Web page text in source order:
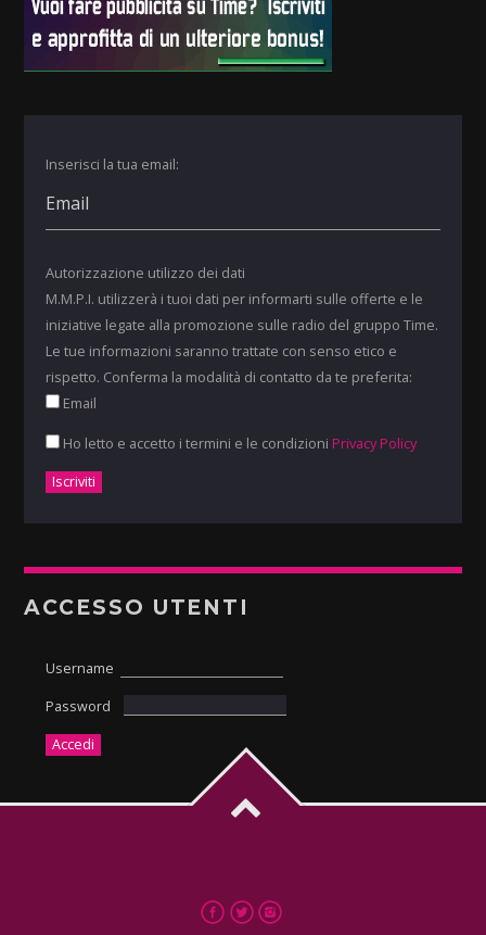
Inserisci la tua email:
Autorizzazione utilizzo dei dati
M.M.P.I. utilizzerà i tuoi dati per informarti sulle offerte e le
iniziative legate alla promozione sulle radio del gruppo Time.
Le tue informazioni saranno trattate con senso etico e
rispetto. Conferma la modalità di contatto da te preferita:
Email
Ho letto e accetto i termini e le condizioni Privacy Policy
ACCESSO UTENTI
Username
Password